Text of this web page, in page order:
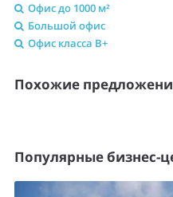
Офис до 1000 м²
Большой офис
Офис класса B+
Похожие
Популярные бизнес-